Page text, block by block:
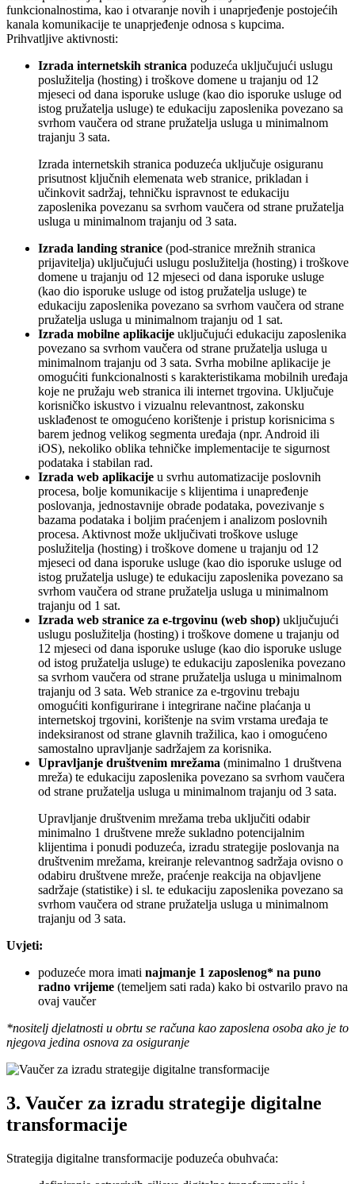
funkcionalnostima, kao i otvaranje novih i unaprjeđenje postojećih
kanala komunikacije te unaprjeđenje odnosa s kupcima.
Prihvatljive aktivnosti:
Izrada internetskih stranica poduzeća uključujući uslugu
poslužitelja (hosting) i troškove domene u trajanju od 12
mjeseci od dana isporuke usluge (kao dio isporuke usluge od
istog pružatelja usluge) te edukaciju zaposlenika povezano sa
svrhom vaučera od strane pružatelja usluga u minimalnom
trajanju 3 sata.
Izrada internetskih stranica poduzeća uključuje osiguranu
prisutnost ključnih elemenata web stranice, prikladan i
učinkovit sadržaj, tehničku ispravnost te edukaciju
zaposlenika povezanu sa svrhom vaučera od strane pružatelja
usluga u minimalnom trajanju od 3 sata.
Izrada landing stranice (pod-stranice mrežnih stranica
prijavitelja) uključujući uslugu poslužitelja (hosting) i troškove
domene u trajanju od 12 mjeseci od dana isporuke usluge
(kao dio isporuke usluge od istog pružatelja usluge) te
edukaciju zaposlenika povezano sa svrhom vaučera od strane
pružatelja usluga u minimalnom trajanju od 1 sat.
Izrada mobilne aplikacije uključujući edukaciju zaposlenika
povezano sa svrhom vaučera od strane pružatelja usluga u
minimalnom trajanju od 3 sata. Svrha mobilne aplikacije je
omogućiti funkcionalnosti s karakteristikama mobilnih uređaja
koje ne pružaju web stranica ili internet trgovina. Uključuje
korisničko iskustvo i vizualnu relevantnost, zakonsku
usklađenost te omogućeno korištenje i pristup korisnicima s
barem jednog velikog segmenta uređaja (npr. Android ili
iOS), nekoliko oblika tehničke implementacije te sigurnost
podataka i stabilan rad.
Izrada web aplikacije u svrhu automatizacije poslovnih
procesa, bolje komunikacije s klijentima i unapređenje
poslovanja, jednostavnije obrade podataka, povezivanje s
bazama podataka i boljim praćenjem i analizom poslovnih
procesa. Aktivnost može uključivati troškove usluge
poslužitelja (hosting) i troškove domene u trajanju od 12
mjeseci od dana isporuke usluge (kao dio isporuke usluge od
istog pružatelja usluge) te edukaciju zaposlenika povezano sa
svrhom vaučera od strane pružatelja usluga u minimalnom
trajanju od 1 sat.
Izrada web stranice za e-trgovinu (web shop) uključujući
uslugu poslužitelja (hosting) i troškove domene u trajanju od
12 mjeseci od dana isporuke usluge (kao dio isporuke usluge
od istog pružatelja usluge) te edukaciju zaposlenika povezano
sa svrhom vaučera od strane pružatelja usluga u minimalnom
trajanju od 3 sata. Web stranice za e-trgovinu trebaju
omogućiti konfigurirane i integrirane načine plaćanja u
internetskoj trgovini, korištenje na svim vrstama uređaja te
indeksiranost od strane glavnih tražilica, kao i omogućeno
samostalno upravljanje sadržajem za korisnika.
Upravljanje društvenim mrežama (minimalno 1 društvena
mreža) te edukaciju zaposlenika povezano sa svrhom vaučera
od strane pružatelja usluga u minimalnom trajanju od 3 sata.
Upravljanje društvenim mrežama treba uključiti odabir
minimalno 1 društvene mreže sukladno potencijalnim
klijentima i ponudi poduzeća, izradu strategije poslovanja na
društvenim mrežama, kreiranje relevantnog sadržaja ovisno o
odabiru društvene mreže, praćenje reakcija na objavljene
sadržaje (statistike) i sl. te edukaciju zaposlenika povezano sa
svrhom vaučera od strane pružatelja usluga u minimalnom
trajanju od 3 sata.
Uvjeti:
poduzeće mora imati najmanje 1 zaposlenog* na puno
radno vrijeme (temeljem sati rada) kako bi ostvarilo pravo na
ovaj vaučer
*nositelj djelatnosti u obrtu se računa kao zaposlena osoba ako je to
njegova jedina osnova za osiguranje
3. Vaučer za izradu strategije digitalne
transformacije
Strategija digitalne transformacije poduzeća obuhvaća: